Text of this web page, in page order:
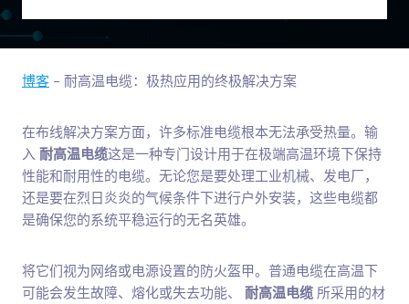
博客 - 耐高温电缆：极热应用的终极解决方案
在布线解决方案方面，许多标准电缆根本无法承受热量。输
入 耐高温电缆这是一种专门设计用于在极端高温环境下保持
性能和耐用性的电缆。无论您是要处理工业机械、发电厂，
还是要在烈日炎炎的气候条件下进行户外安装，这些电缆都
是确保您的系统平稳运行的无名英雄。
将它们视为网络或电源设置的防火盔甲。普通电缆在高温下
可能会发生故障、熔化或失去功能、 耐高温电缆 所采用的材